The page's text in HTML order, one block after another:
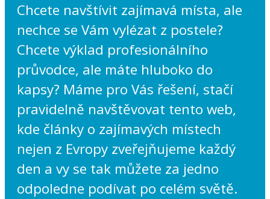
Chcete navštívit zajímavá místa, ale
nechce se Vám vylézat z postele?
Chcete výklad profesionálního
průvodce, ale máte hluboko do
kapsy? Máme pro Vás řešení, stačí
pravidelně navštěvovat tento web,
kde články o zajímavých místech
nejen z Evropy zveřejňujeme každý
den a vy se tak můžete za jedno
odpoledne podívat po celém světě.